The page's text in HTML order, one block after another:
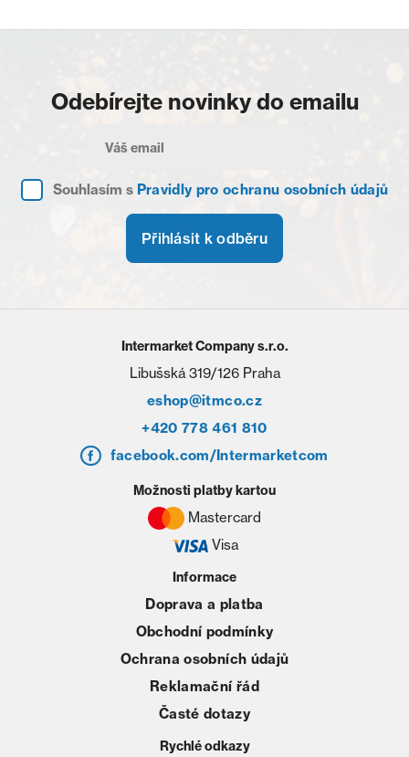
Odebírejte novinky do emailu
Souhlasím s Pravidly pro ochranu osobních údajů
Přihlásit k odběru
Intermarket Company s.r.o.
Libušská 319/126 Praha
eshop@itmco.cz
+420 778 461 810
facebook.com/Intermarketcom
Informace
Doprava a platba
Obchodní podmínky
Ochrana osobních údajů
Reklamační řád
Časté dotazy
Rychlé odkazy
Možnosti platby kartou
Mastercard
Visa